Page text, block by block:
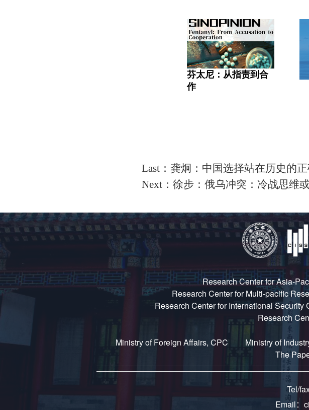
芬太尼：从指责到合
作
Last：龚炯：中国选择站在历史的
Next：徐步：俄乌冲突：冷战思维
Research Center for Asia-
Research Center for Multi-pacific
Research Center for International Security
Research
Ministry of Foreign Affairs, CPC Ministry of
The
Tel/
Email：